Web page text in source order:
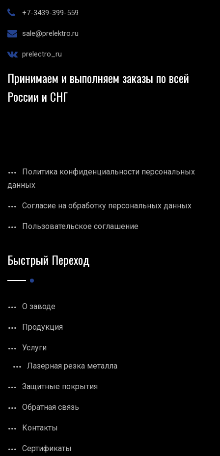
+7-3439-399-559
sale@prelektro.ru
prelectro_ru
Принимаем и выполняем заказы по всей
России и СНГ
Политика конфиденциальности персональных
данных
Согласие на обработку персональных данных
Пользовательское соглашение
Быстрый Переход
О заводе
Продукция
Услуги
Лазерная резка металла
Защитные покрытия
Обратная связь
Контакты
Сертификаты